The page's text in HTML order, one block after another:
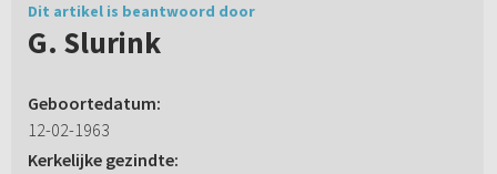
Dit artikel is beantwoord door
G. Slurink
Geboortedatum:
12-02-1963
Kerkelijke gezindte: